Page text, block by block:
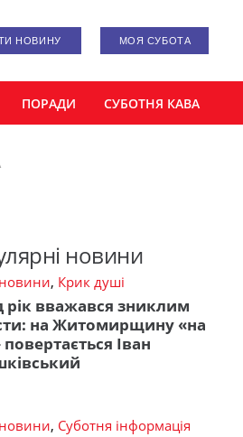
НОВИНУ МОЯ СУБОТА
ПОРАДИ СУБОТНЯ КАВА
новини
, Крик душі
рік вважався зниклим
на Житомирщину «на
Іван
, Суботня інформація